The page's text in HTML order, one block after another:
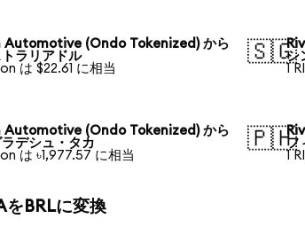
Automotive (Ondo Tokenized) から
ラリアドル
は $22.61 に相当
🇸🇬
シ
1
Automotive (Ondo Tokenized) から
デシュ・タカ
は ৳1,977.57 に相当
🇵🇭
フ
1
をBRLに変換